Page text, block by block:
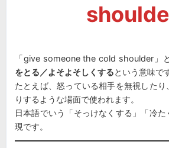
「give someone the cold shoulder」と
をとる／よそよそしくするという意味で
たとえば、怒っている相手を無視したり
りするような場面で使われます。
日本語でいう「そっけなくする」「冷
現です。